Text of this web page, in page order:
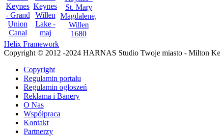
Helix Framework
Copyright © 2012 -2024 HARNAS Studio Twoje miasto - Milton
Copyright
Regulamin portalu
Regulamin ogłoszeń
Reklama i Banery
O Nas
Współpraca
Kontakt
Partnerzy